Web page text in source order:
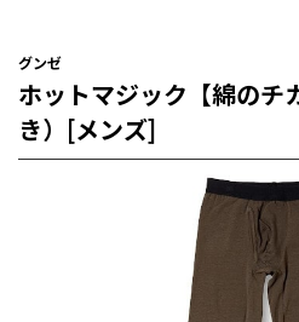
グンゼ
ホットマジック【綿のチ
き）[メンズ]